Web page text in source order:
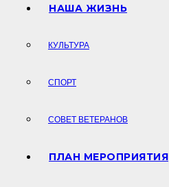
НАША ЖИЗНЬ
КУЛЬТУРА
СПОРТ
СОВЕТ ВЕТЕРАНОВ
ПЛАН МЕРОПРИЯТИЯ